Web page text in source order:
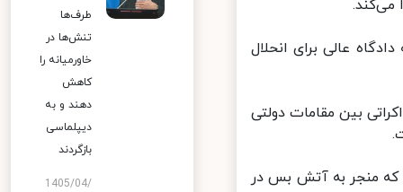
گذشته به دادگاه عالی برای انحلال
بین مقامات دولتی
که منجر به آتش بس در
طرف‌ها
تنش‌ها در
خاورمیانه را
کاهش
دهند و به
دیپلماسی
بازگردند
1405/04/